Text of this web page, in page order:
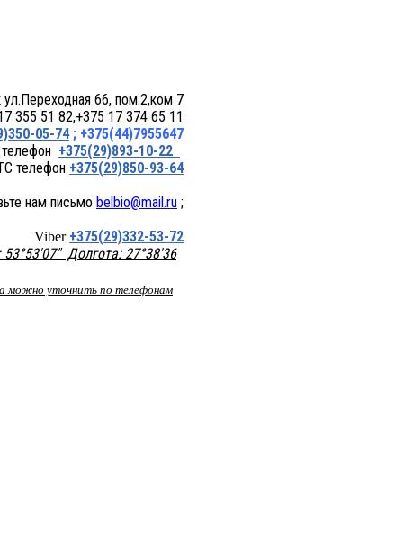
пом.2,ком 7
355 51 82,+375 17 374 65 11
05-74 ; +375(44)7955647
+375(29)893-10-22
+375(29)850-93-64
belbio@mail.ru ;
Viber +375(29)332-53-72
Долгота: 27°38'36
можно уточнить по телефонам